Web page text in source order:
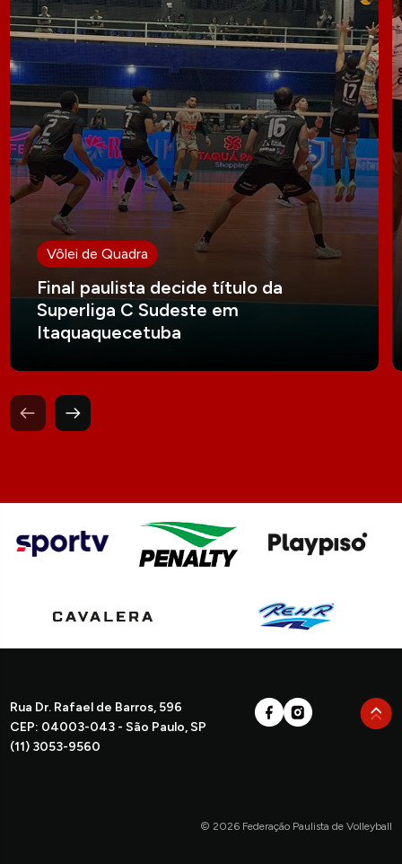
Vôlei de Quadra
Final paulista decide título da
Superliga C Sudeste em
Itaquaquecetuba
Rua Dr. Rafael de Barros, 596
CEP: 04003-043 - São Paulo, SP
(11) 3053-9560
© 2026 Federação Paulista de Volleyball